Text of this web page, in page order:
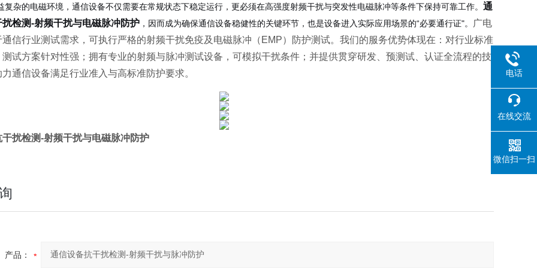
复杂的电磁环境，通信设备不仅需要在常规状态下稳定运行，更必须在高强度射频干扰与突发性电磁脉冲等条件下保持可靠工作。 通
检测-射频干扰与电磁脉冲防护 ，因而成为确保通信设备稳健性的关键环节，也是设备进入实际应用场景的“必要通行证"。
广电
信行业测试需求，可执行严格的射频干扰免疫及电磁脉冲（EMP）防护测试。我们的服务优势体现在：对行业标准
试方案针对性强；拥有专业的射频与脉冲测试设备，可模拟干扰条件；并提供贯穿研发、预测试、认证全流程的技
通信设备满足行业准入与高标准防护要求。
扰检测-射频干扰与电磁脉冲防护
产品：
电话
在线交流
微信扫一扫